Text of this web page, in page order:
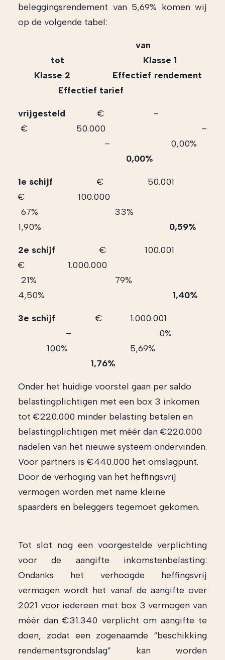
beleggingsrendement van 5,69% komen wij
op de volgende tabel:
van
tot Klasse 1
Klasse 2 Effectief rendement
Effectief tarief
vrijgesteld € –
€ 50.000 –
– 0,00%
0,00%
1e schijf
€ 50.001
€ 100.000
67% 33%
1,90% 0,59%
2e schijf
€ 100.001
€ 1.000.000
21% 79%
4,50%
1,40%
3e schijf
€ 1.000.001
– 0%
100% 5,69%
1,76%
Onder het huidige voorstel gaan per saldo
belastingplichtigen met een box 3 inkomen
tot €220.000 minder belasting betalen en
belastingplichtigen met méér dan €220.000
nadelen van het nieuwe systeem ondervinden.
Voor partners is €440.000 het omslagpunt.
Door de verhoging van het heffingsvrij
vermogen worden met name kleine
spaarders en beleggers tegemoet gekomen.
Tot slot nog een voorgestelde verplichting
voor de aangifte inkomstenbelasting:
Ondanks het verhoogde heffingsvrij
vermogen wordt het vanaf de aangifte over
2021 voor iedereen met box 3 vermogen van
méér dan €31.340 verplicht om aangifte te
doen, zodat een zogenaamde “beschikking
rendementsgrondslag” kan worden